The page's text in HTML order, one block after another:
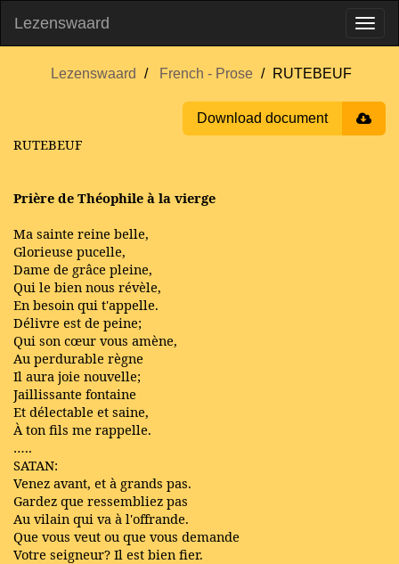
Lezenswaard
Lezenswaard French - Prose RUTEBEUF
Download document
RUTEBEUF
Prière de Théophile à la vierge
Ma sainte reine belle,
Glorieuse pucelle,
Dame de grâce pleine,
Qui le bien nous révèle,
En besoin qui t'appelle.
Délivre est de peine;
Qui son cœur vous amène,
Au perdurable règne
Il aura joie nouvelle;
Jaillissante fontaine
Et délectable et saine,
À ton fils me rappelle.
…..
SATAN:
Venez avant, et à grands pas.
Gardez que ressembliez pas
Au vilain qui va à l'offrande.
Que vous veut ou que vous demande
Votre seigneur? Il est bien fier.